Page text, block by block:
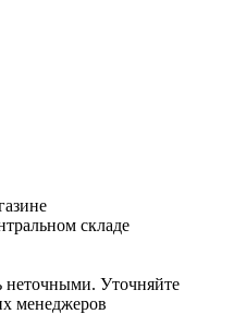
складе
неточными. Уточняйте
менеджеров